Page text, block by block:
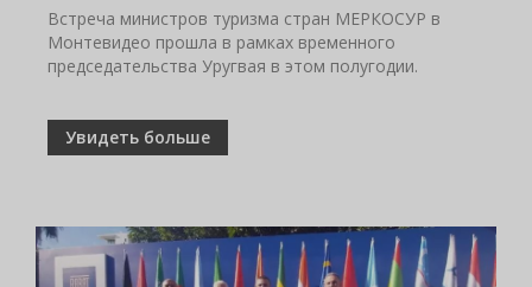
Встреча министров туризма стран МЕРКОСУР в
Монтевидео прошла в рамках временного
председательства Уругвая в этом полугодии.
Увидеть больше